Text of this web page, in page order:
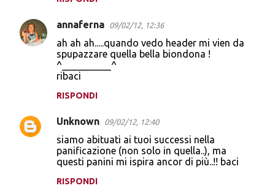
annaferna 09/02/12, 12:36
ah ah ah.....quando vedo header mi vien da
spupazzare quella bella biondona !
^__________^
ribaci
RISPONDI
Unknown 09/02/12, 12:40
siamo abituati ai tuoi successi nella
panificazione (non solo in quella..), ma
questi panini mi ispira ancor di più..!! baci
RISPONDI